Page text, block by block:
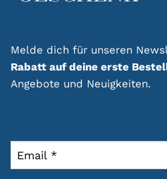
Melde dich für unseren
Rabatt auf deine erste
Angebote und Neuigkeiten.